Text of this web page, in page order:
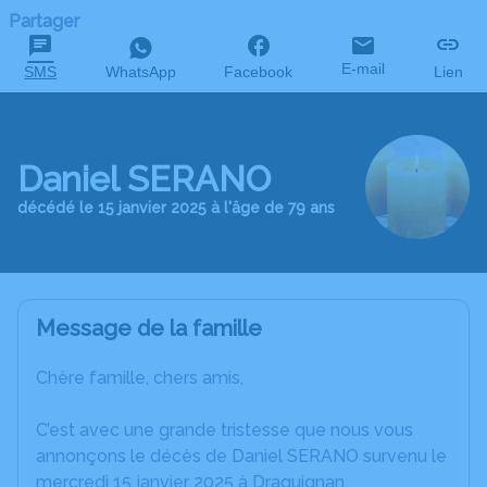
Partager
SMS WhatsApp Facebook E-mail Lien
Daniel SERANO
décédé le 15 janvier 2025 à l'âge de 79 ans
Message de la famille
Chère famille, chers amis,
C’est avec une grande tristesse que nous vous
annonçons le décès de Daniel SERANO survenu le
mercredi 15 janvier 2025 à Draguignan.